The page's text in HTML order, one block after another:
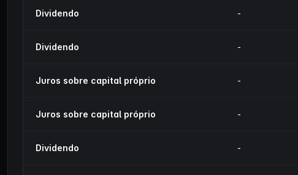
Dividendo -
Dividendo -
Juros sobre capital próprio -
Juros sobre capital próprio -
Dividendo -